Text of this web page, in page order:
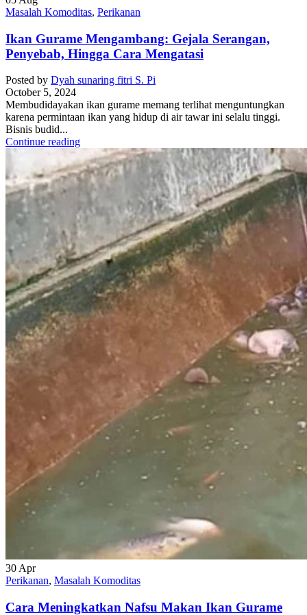
Masalah Komoditas, Perikanan
Ikan Gurame Mengambang: Gejala Serangan,
Penyebab, Hingga Cara Mengatasi
Posted by Dyah sunaring fitri S. Pi
October 5, 2024
Membudidayakan ikan gurame memang terlihat menguntungkan
karena permintaan ikan yang hidup di air tawar ini selalu tinggi.
Bisnis budid...
Continue reading
30 Apr
Perikanan, Masalah Komoditas
Cara Meningkatkan Nafsu Makan Ikan Gurame